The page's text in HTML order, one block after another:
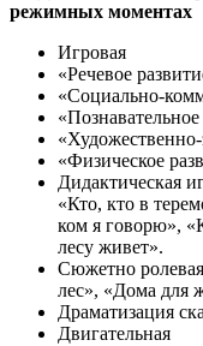
режимных моментах
Игровая
«Речевое
«Социально-
«Познавательное
«Художественно-
«Физическое
Дидактическая
«Кто, кто в
ком я говорю»,
лесу живет».
Сюжетно
лес», «Дома для
Драматизация
Двигательная